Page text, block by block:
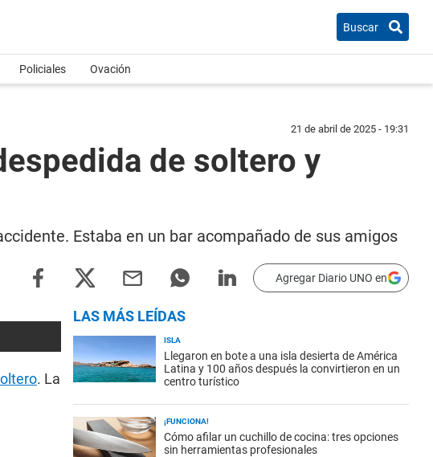
Buscar
Policiales Ovación
21 de abril de 2025 - 19:31
de soltero y
Estaba en un bar acompañado de sus amigos
Agregar Diario UNO en
. La
LAS MÁS LEÍDAS
ISLA
Llegaron en bote a una isla desierta de América
Latina y 100 años después la convirtieron en un
centro turístico
¡FUNCIONA!
Cómo afilar un cuchillo de cocina: tres opciones
sin herramientas profesionales